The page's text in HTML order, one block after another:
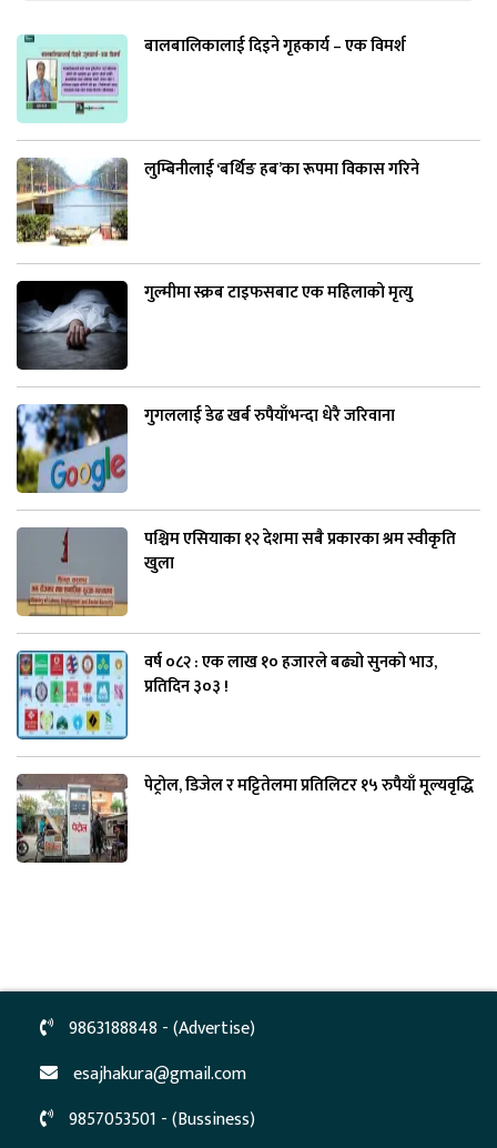
बालबालिकालाई दिइने गृहकार्य – एक विमर्श
लुम्बिनीलाई ‘बर्थिङ हब’का रूपमा विकास गरिने
गुल्मीमा स्क्रब टाइफसबाट एक महिलाको मृत्यु
गुगललाई डेढ खर्ब रुपैयाँभन्दा धेरै जरिवाना
पश्चिम एसियाका १२ देशमा सबै प्रकारका श्रम स्वीकृति
खुला
वर्ष ०८२ : एक लाख १० हजारले बढ्यो सुनको भाउ,
प्रतिदिन ३०३ !
पेट्रोल, डिजेल र मट्टितेलमा प्रतिलिटर १५ रुपैयाँ मूल्यवृद्धि
9863188848 - (Advertise)
esajhakura@gmail.com
9857053501 - (Bussiness)